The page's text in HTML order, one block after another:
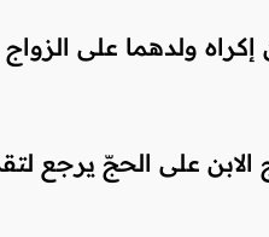
إكراه ولدهما على
الابن على الحجّ يرجع